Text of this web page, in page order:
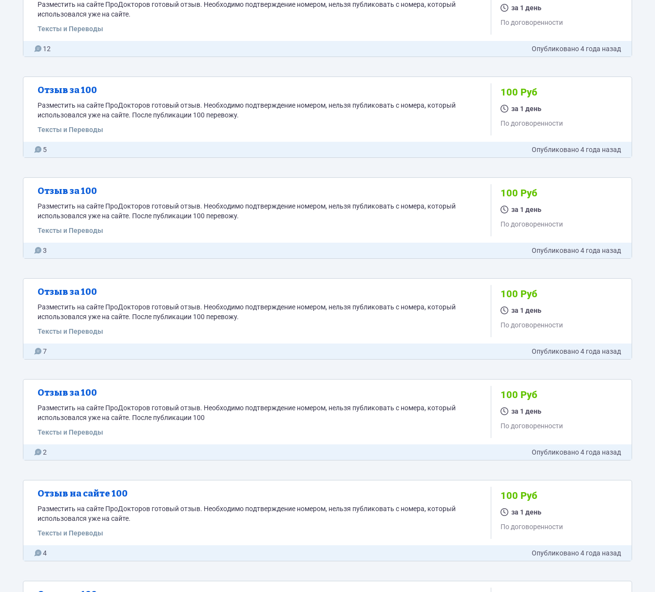
Разместить на сайте ПроДокторов готовый отзыв. Необходимо подтверждение номером, нельзя публиковать с номера, который
использовался уже на сайте.
Тексты и Переводы
за 1 день
По договоренности
12 Опубликовано4 года назад
Отзыв за 100
Разместить на сайте ПроДокторов готовый отзыв. Необходимо подтверждение номером, нельзя публиковать с номера, который
использовался уже на сайте. После публикации 100 перевожу.
Тексты и Переводы
100 Руб
за 1 день
По договоренности
5 Опубликовано4 года назад
Отзыв за 100
Разместить на сайте ПроДокторов готовый отзыв. Необходимо подтверждение номером, нельзя публиковать с номера, который
использовался уже на сайте. После публикации 100 перевожу.
Тексты и Переводы
100 Руб
за 1 день
По договоренности
3 Опубликовано4 года назад
Отзыв за 100
Разместить на сайте ПроДокторов готовый отзыв. Необходимо подтверждение номером, нельзя публиковать с номера, который
использовался уже на сайте. После публикации 100 перевожу.
Тексты и Переводы
100 Руб
за 1 день
По договоренности
7 Опубликовано4 года назад
Отзыв за 100
Разместить на сайте ПроДокторов готовый отзыв. Необходимо подтверждение номером, нельзя публиковать с номера, который
использовался уже на сайте. После публикации 100
Тексты и Переводы
100 Руб
за 1 день
По договоренности
2 Опубликовано4 года назад
Отзыв на сайте 100
Разместить на сайте ПроДокторов готовый отзыв. Необходимо подтверждение номером, нельзя публиковать с номера, который
использовался уже на сайте.
Тексты и Переводы
100 Руб
за 1 день
По договоренности
4 Опубликовано4 года назад